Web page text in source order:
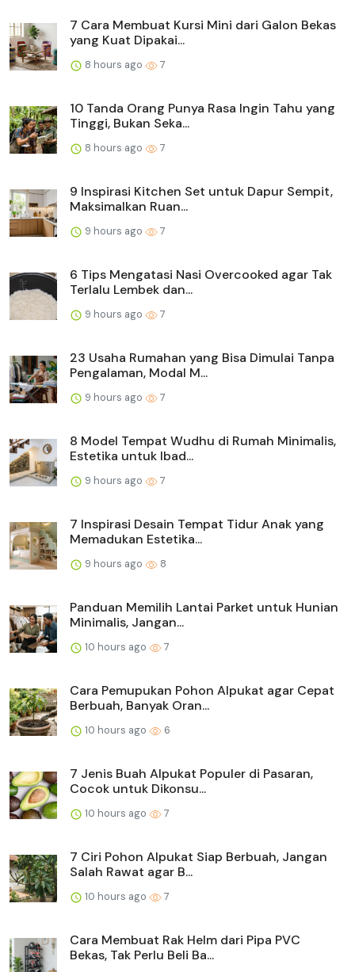
7 Cara Membuat Kursi Mini dari Galon Bekas
yang Kuat Dipakai...
8 hours ago 7
10 Tanda Orang Punya Rasa Ingin Tahu yang
Tinggi, Bukan Seka...
8 hours ago 7
9 Inspirasi Kitchen Set untuk Dapur Sempit,
Maksimalkan Ruan...
9 hours ago 7
6 Tips Mengatasi Nasi Overcooked agar Tak
Terlalu Lembek dan...
9 hours ago 7
23 Usaha Rumahan yang Bisa Dimulai Tanpa
Pengalaman, Modal M...
9 hours ago 7
8 Model Tempat Wudhu di Rumah Minimalis,
Estetika untuk Ibad...
9 hours ago 7
7 Inspirasi Desain Tempat Tidur Anak yang
Memadukan Estetika...
9 hours ago 8
Panduan Memilih Lantai Parket untuk Hunian
Minimalis, Jangan...
10 hours ago 7
Cara Pemupukan Pohon Alpukat agar Cepat
Berbuah, Banyak Oran...
10 hours ago 6
7 Jenis Buah Alpukat Populer di Pasaran,
Cocok untuk Dikonsu...
10 hours ago 7
7 Ciri Pohon Alpukat Siap Berbuah, Jangan
Salah Rawat agar B...
10 hours ago 7
Cara Membuat Rak Helm dari Pipa PVC
Bekas, Tak Perlu Beli Ba...